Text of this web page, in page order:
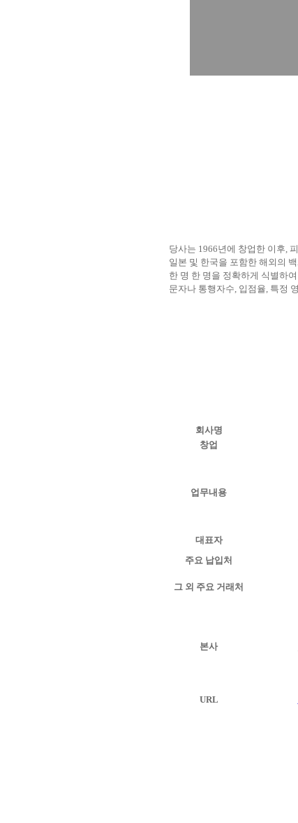
당사는 1966년에 창업한 이후,
일본 및 한국을 포함한 해외의
한 명 한 명을 정확하게 식별하
문자나 통행자수, 입점율, 특정
회사명
창업
업무내용
대표자
주요 납입처
그 외 주요 거래처
본사
URL